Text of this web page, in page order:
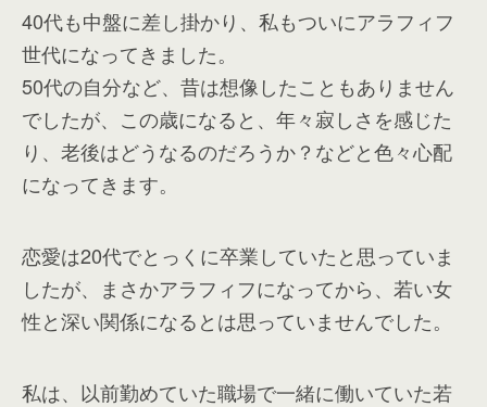
40代も中盤に差し掛かり、私もついにアラフィフ
世代になってきました。
50代の自分など、昔は想像したこともありません
でしたが、この歳になると、年々寂しさを感じた
り、老後はどうなるのだろうか？などと色々心配
になってきます。
恋愛は20代でとっくに卒業していたと思っていま
したが、まさかアラフィフになってから、若い女
性と深い関係になるとは思っていませんでした。
私は、以前勤めていた職場で一緒に働いていた若